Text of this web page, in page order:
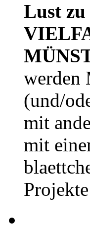
Lust
werden
(und/
mit
mit